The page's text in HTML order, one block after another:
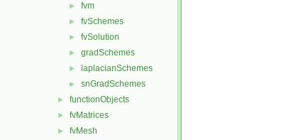
► fvm
► fvSchemes
► fvSolution
► gradSchemes
► laplacianSchemes
► snGradSchemes
► functionObjects
► fvMatrices
► fvMesh